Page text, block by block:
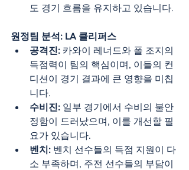
도 경기 흐름을 유지하고 있습니다.
원정팀 분석: LA 클리퍼스
공격진: 카와이 레너드와 폴 조지의
득점력이 팀의 핵심이며, 이들의 컨
디션이 경기 결과에 큰 영향을 미칩
니다.
수비진: 일부 경기에서 수비의 불안
정함이 드러났으며, 이를 개선할 필
요가 있습니다.
벤치: 벤치 선수들의 득점 지원이 다
소 부족하며, 주전 선수들의 부담이